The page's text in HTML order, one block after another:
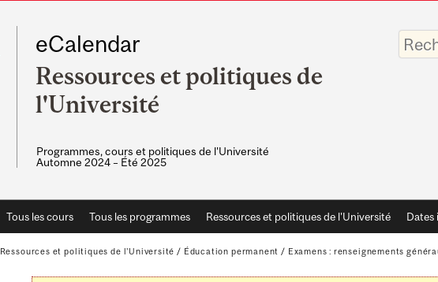
eCalendar
Ressources et politiques de
l'Université
Programmes, cours et politiques de l'Université
Automne 2024 – Été 2025
Saisissez
vos
mots-
Tous les cours Tous les programmes Ressources et politiques de l'Université Dates
Ressources et politiques de l'Université / Éducation permanent / Examens : renseignements